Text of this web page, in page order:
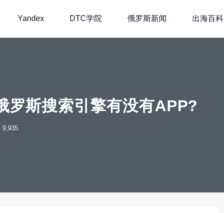
Yandex DTC学院 俄罗斯新闻 出海百科
罗斯搜索引擎有没有APP?
9,935